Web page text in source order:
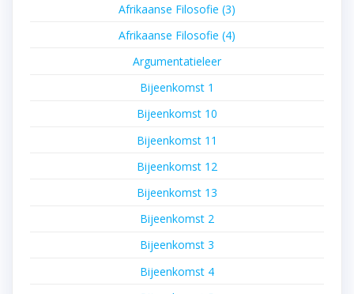
Afrikaanse Filosofie (3)
Afrikaanse Filosofie (4)
Argumentatieleer
Bijeenkomst 1
Bijeenkomst 10
Bijeenkomst 11
Bijeenkomst 12
Bijeenkomst 13
Bijeenkomst 2
Bijeenkomst 3
Bijeenkomst 4